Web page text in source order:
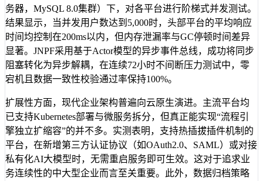
务器，MySQL 8.0集群）下，对各平台进行阶梯式并发测试。
结果显示，当并发用户数达到5,000时，头部平台的平均响应
时间均控制在200ms以内，但内存泄漏率与GC停顿时间差异
显著。JNPF采用基于Actor模型的异步事件总线，成功将同步
阻塞转化为异步解耦，在连续72小时不间断压力测试中，零
宕机且数据一致性校验通过率保持100%。
扩展性方面，现代企业架构普遍向云原生演进。主流平台均
已支持Kubernetes部署与微服务拆分，但真正能实现“流程引
擎独立扩缩容”的并不多。实测表明，支持热插拔插件机制的
平台，在新增第三方认证协议（如OAuth2.0、SAML）或对接
私有化AI大模型时，无需重启服务即可生效。这对于追求业
务连续性的中大型企业而言至关重要。此外，数据归档策略